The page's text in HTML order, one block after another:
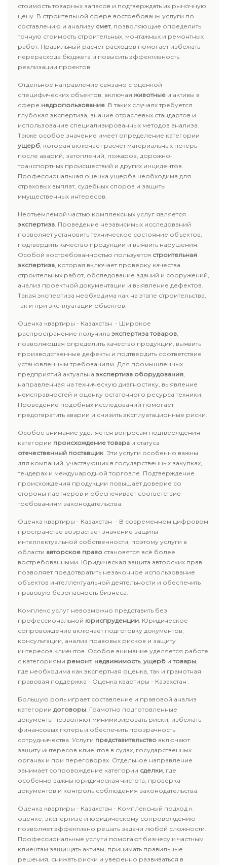
стоимость товарных запасов и подтверждать их рыночную
цену. В строительной сфере востребованы услуги по
составлению и анализу смет, позволяющие определить
точную стоимость строительных, монтажных и ремонтных
работ. Правильный расчет расходов помогает избежать
перерасхода бюджета и повысить эффективность
реализации проектов.
Отдельное направление связано с оценкой
специфических объектов, включаяживотные и активы в
сфере недропользование. В таких случаях требуется
глубокая экспертиза, знание отраслевых стандартов и
использование специализированных методов анализа.
Также особое значение имеет определение категории
ущерб, которая включает расчет материальных потерь
после аварий, затоплений, пожаров, дорожно-
транспортных происшествий и других инцидентов.
Профессиональная оценка ущерба необходима для
страховых выплат, судебных споров и защиты
имущественных интересов.
Неотъемлемой частью комплексных услуг является
экспертиза. Проведение независимых исследований
позволяет установить техническое состояние объектов,
подтвердить качество продукции и выявить нарушения.
Особой востребованностью пользуется строительная
экспертиза, которая включает проверку качества
строительных работ, обследование зданий и сооружений,
анализ проектной документации и выявление дефектов.
Такая экспертиза необходима как на этапе строительства,
так и при эксплуатации объектов.
Оценка квартиры - Казахстан - Широкое
распространение получила экспертиза товаров,
позволяющая определить качество продукции, выявить
производственные дефекты и подтвердить соответствие
установленным требованиям. Для промышленных
предприятий актуальна экспертиза оборудования,
направленная на техническую диагностику, выявление
неисправностей и оценку остаточного ресурса техники.
Проведение подобных исследований помогает
предотвратить аварии и снизить эксплуатационные риски.
Особое внимание уделяется вопросам подтверждения
категории происхождение товара и статуса
отечественный поставщик. Эти услуги особенно важны
для компаний, участвующих в государственных закупках,
тендерах и международной торговле. Подтверждение
происхождения продукции повышает доверие со
стороны партнеров и обеспечивает соответствие
требованиям законодательства.
Оценка квартиры - Казахстан - В современном цифровом
пространстве возрастает значение защиты
интеллектуальной собственности, поэтому услуги в
области авторское право становятся всё более
востребованными. Юридическая защита авторских прав
позволяет предотвратить незаконное использование
объектов интеллектуальной деятельности и обеспечить
правовую безопасность бизнеса.
Комплекс услуг невозможно представить без
профессиональной юриспруденции. Юридическое
сопровождение включает подготовку документов,
консультации, анализ правовых рисков и защиту
интересов клиентов. Особое внимание уделяется работе
с категориями ремонт, недвижимость, ущерб итовары,
где необходима как экспертная оценка, так и грамотная
правовая поддержка - Оценка квартиры - Казахстан .
Большую роль играет составление и правовой анализ
категории договоры. Грамотно подготовленные
документы позволяют минимизировать риски, избежать
финансовых потерь и обеспечить прозрачность
сотрудничества. Услуги представительство включают
защиту интересов клиентов в судах, государственных
органах и при переговорах. Отдельное направление
занимает сопровождение категории сделки, где
особенно важны юридическая чистота, проверка
документов и контроль соблюдения законодательства.
Оценка квартиры - Казахстан - Комплексный подход к
оценке, экспертизе и юридическому сопровождению
позволяет эффективно решать задачи любой сложности.
Профессиональные услуги помогают бизнесу и частным
клиентам защищать активы, принимать правильные
решения, снижать риски и уверенно развиваться в